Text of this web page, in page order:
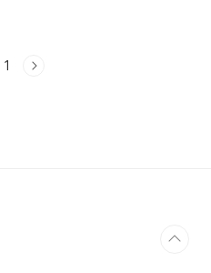
책은 생각보다 간단합니다. 바로 '루
석해보면 놀라운 사실을 발견할 수
1